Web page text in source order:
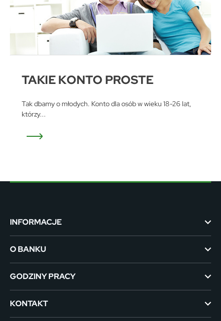
TAKIE KONTO PROSTE
Tak dbamy o młodych. Konto dla osób w wieku 18-26 lat,
którzy...
INFORMACJE
O BANKU
GODZINY PRACY
KONTAKT